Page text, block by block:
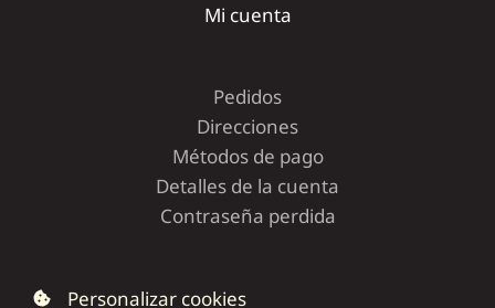
Mi cuenta
Pedidos
Direcciones
Métodos de pago
Detalles de la cuenta
Contraseña perdida
Personalizar cookies